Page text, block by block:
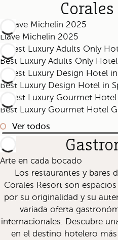
Llave Michelin 2025
Best Luxury Adults Only
Best Luxury Design Hotel in
Best Luxury Gourmet Hotel
Ver todos
Arte en cada bocado
Los restaurantes y bares
Corales Resort son
por su originalidad y su
variada oferta
internacionales. Descubre
en el destino hotelero